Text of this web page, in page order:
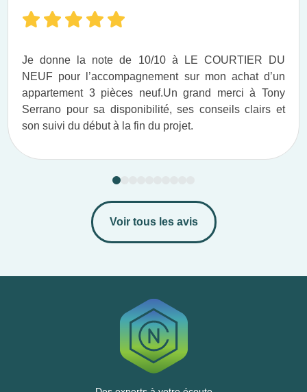
Je donne la note de 10/10 à LE COURTIER DU
NEUF pour l’accompagnement sur mon achat d’un
appartement 3 pièces neuf.​ Un grand merci à Tony
Serrano pour sa disponibilité, ses conseils clairs et
son suivi du début à la fin du projet.​
Voir tous les avis